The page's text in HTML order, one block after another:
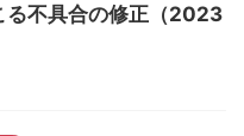
る不具合の修正（2023